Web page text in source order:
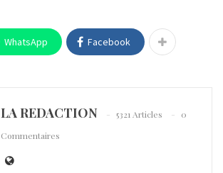
WhatsApp Facebook
LA REDACTION 5321 Articles
0
Commentaires